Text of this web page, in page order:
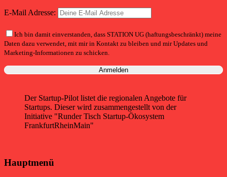
E-Mail Adresse:
Ich bin damit einverstanden, dass STATION UG (haftungsbeschränkt) meine
Daten dazu verwendet, mit mir in Kontakt zu bleiben und mir Updates und
Marketing-Informationen zu schicken.
Der Startup-Pilot listet die regionalen Angebote für
Startups. Dieser wird zusammengestellt von der
Initiative "Runder Tisch Startup-Ökosystem
FrankfurtRheinMain"
Hauptmenü